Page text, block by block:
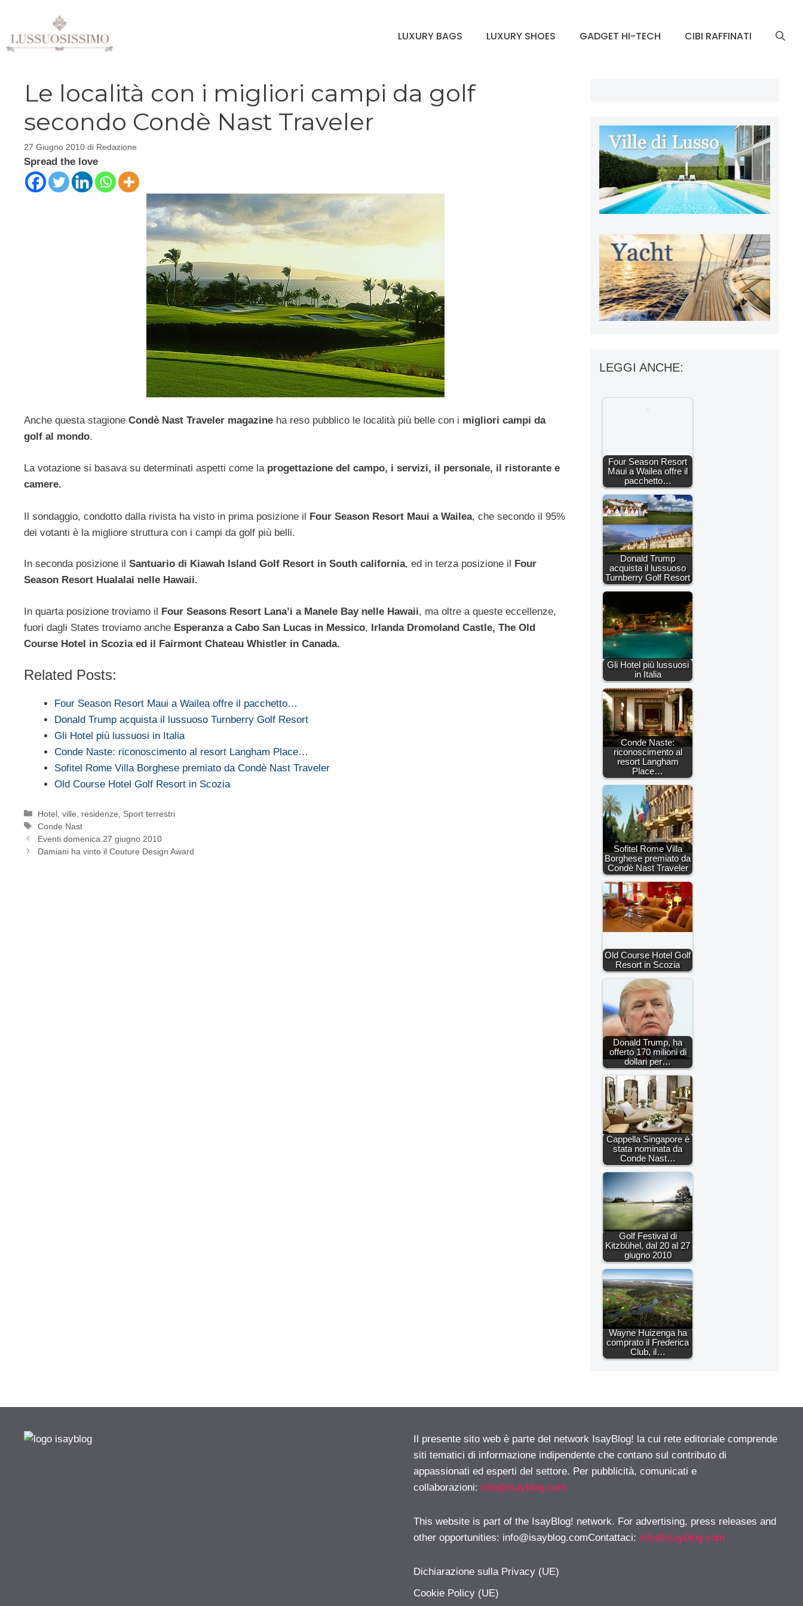
contenuto
LUXURY BAGS LUXURY SHOES GADGET HI-TECH CIBI RAFFINATI
Le località con i migliori campi da golf
secondo Condè Nast Traveler
27 Giugno 2010 di Redazione
Spread the love
Anche questa stagione Condè Nast Traveler magazine ha reso pubblico le località più belle con i migliori campi da
golf al mondo.
La votazione si basava su determinati aspetti come la progettazione del campo, i servizi, il personale, il ristorante e
camere.
Il sondaggio, condotto dalla rivista ha visto in prima posizione il Four Season Resort Maui a Wailea, che secondo il 95%
dei votanti è la migliore struttura con i campi da golf più belli.
In seconda posizione il Santuario di Kiawah Island Golf Resort in South california, ed in terza posizione il Four
Season Resort Hualalai nelle Hawaii.
In quarta posizione troviamo il Four Seasons Resort Lana’i a Manele Bay nelle Hawaii, ma oltre a queste eccellenze,
fuori dagli States troviamo anche Esperanza a Cabo San Lucas in Messico, Irlanda Dromoland Castle, The Old
Course Hotel in Scozia ed il Fairmont Chateau Whistler in Canada.
Related Posts:
Four Season Resort Maui a Wailea offre il pacchetto…
Donald Trump acquista il lussuoso Turnberry Golf Resort
Gli Hotel più lussuosi in Italia
Conde Naste: riconoscimento al resort Langham Place…
Sofitel Rome Villa Borghese premiato da Condè Nast Traveler
Old Course Hotel Golf Resort in Scozia
Categorie
Hotel, ville, residenze
Sport terrestri
Tag
Conde Nast
Eventi domenica 27 giugno 2010
Damiani ha vinto il Couture Design Award
LEGGI ANCHE:
Four Season Resort
Maui a Wailea offre il
pacchetto…
Donald Trump
acquista il lussuoso
Turnberry Golf Resort
Gli Hotel più lussuosi
in Italia
Conde Naste:
riconoscimento al
resort Langham
Place…
Sofitel Rome Villa
Borghese premiato da
Condè Nast Traveler
Old Course Hotel Golf
Resort in Scozia
Donald Trump, ha
offerto 170 milioni di
dollari per…
Cappella Singapore è
stata nominata da
Conde Nast…
Golf Festival di
Kitzbühel, dal 20 al 27
giugno 2010
Wayne Huizenga ha
comprato il Frederica
Club, il…
Il presente sito web è parte del network IsayBlog! la cui rete editoriale comprende
siti tematici di informazione indipendente che contano sul contributo di
appassionati ed esperti del settore. Per pubblicità, comunicati e
collaborazioni: info@isayblog.com
This website is part of the IsayBlog! network. For advertising, press releases and
other opportunities: info@isayblog.comContattaci: info@isayblog.com
Dichiarazione sulla Privacy (UE)
Cookie Policy (UE)